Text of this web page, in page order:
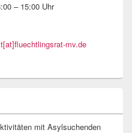
– 15:00 Uhr
mv.de
mit Asylsuchenden